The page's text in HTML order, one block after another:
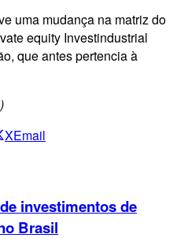
uma mudança na matriz do
equity Investindustrial
que antes pertencia à
XEmail
investimentos de
Brasil